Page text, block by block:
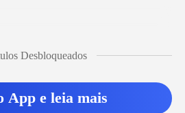
Desbloqueados
App e leia mais